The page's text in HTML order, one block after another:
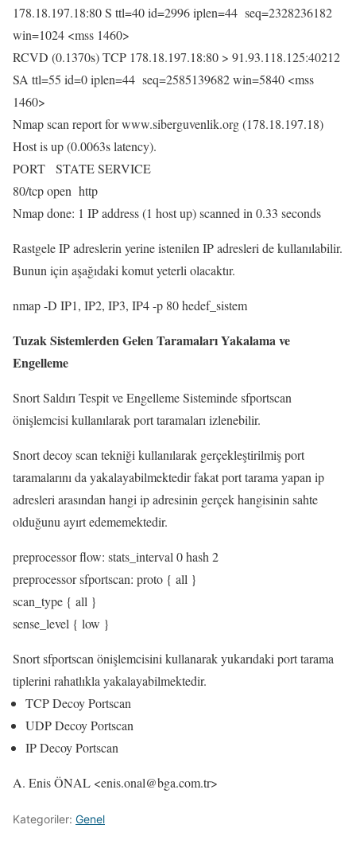
178.18.197.18:80 S ttl=40 id=2996 iplen=44 seq=2328236182
win=1024 <mss 1460>
RCVD (0.1370s) TCP 178.18.197.18:80 > 91.93.118.125:40212
SA ttl=55 id=0 iplen=44 seq=2585139682 win=5840 <mss
1460>
Nmap scan report for www.siberguvenlik.org (178.18.197.18)
Host is up (0.0063s latency).
PORT STATE SERVICE
80/tcp open http
Nmap done: 1 IP address (1 host up) scanned in 0.33 seconds
Rastgele IP adreslerin yerine istenilen IP adresleri de kullanılabilir.
Bunun için aşağıdaki komut yeterli olacaktır.
nmap -D IP1, IP2, IP3, IP4 -p 80 hedef_sistem
Tuzak Sistemlerden Gelen Taramaları Yakalama ve
Engelleme
Snort Saldırı Tespit ve Engelleme Sisteminde sfportscan
önişlemcisi kullanılarak port taramaları izlenebilir.
Snort decoy scan tekniği kullanılarak gerçekleştirilmiş port
taramalarını da yakalayabilmektedir fakat port tarama yapan ip
adresleri arasından hangi ip adresinin gerçek hangisinin sahte
olduğunu ayırt edememektedir.
preprocessor flow: stats_interval 0 hash 2
preprocessor sfportscan: proto { all }
scan_type { all }
sense_level { low }
Snort sfportscan önişlemcisini kullanarak yukarıdaki port tarama
tiplerini rahatlıkla yakalayabilmektedir.
TCP Decoy Portscan
UDP Decoy Portscan
IP Decoy Portscan
A. Enis ÖNAL <enis.onal@bga.com.tr>
Kategoriler: Genel